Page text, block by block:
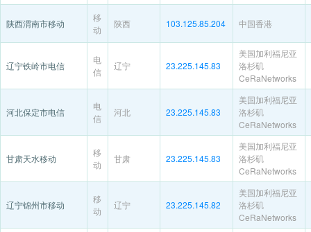
陕西渭南市移动
移
动
陕西 103.125.85.204 中国香港
辽宁铁岭市电信
电
信
辽宁 23.225.145.83
美国加利福尼亚
洛杉矶
CeRaNetworks
河北保定市电信
电
信
河北 23.225.145.83
美国加利福尼亚
洛杉矶
CeRaNetworks
甘肃天水移动
移
动
甘肃 23.225.145.83
美国加利福尼亚
洛杉矶
CeRaNetworks
辽宁锦州市移动
移
动
辽宁 23.225.145.82
美国加利福尼亚
洛杉矶
CeRaNetworks